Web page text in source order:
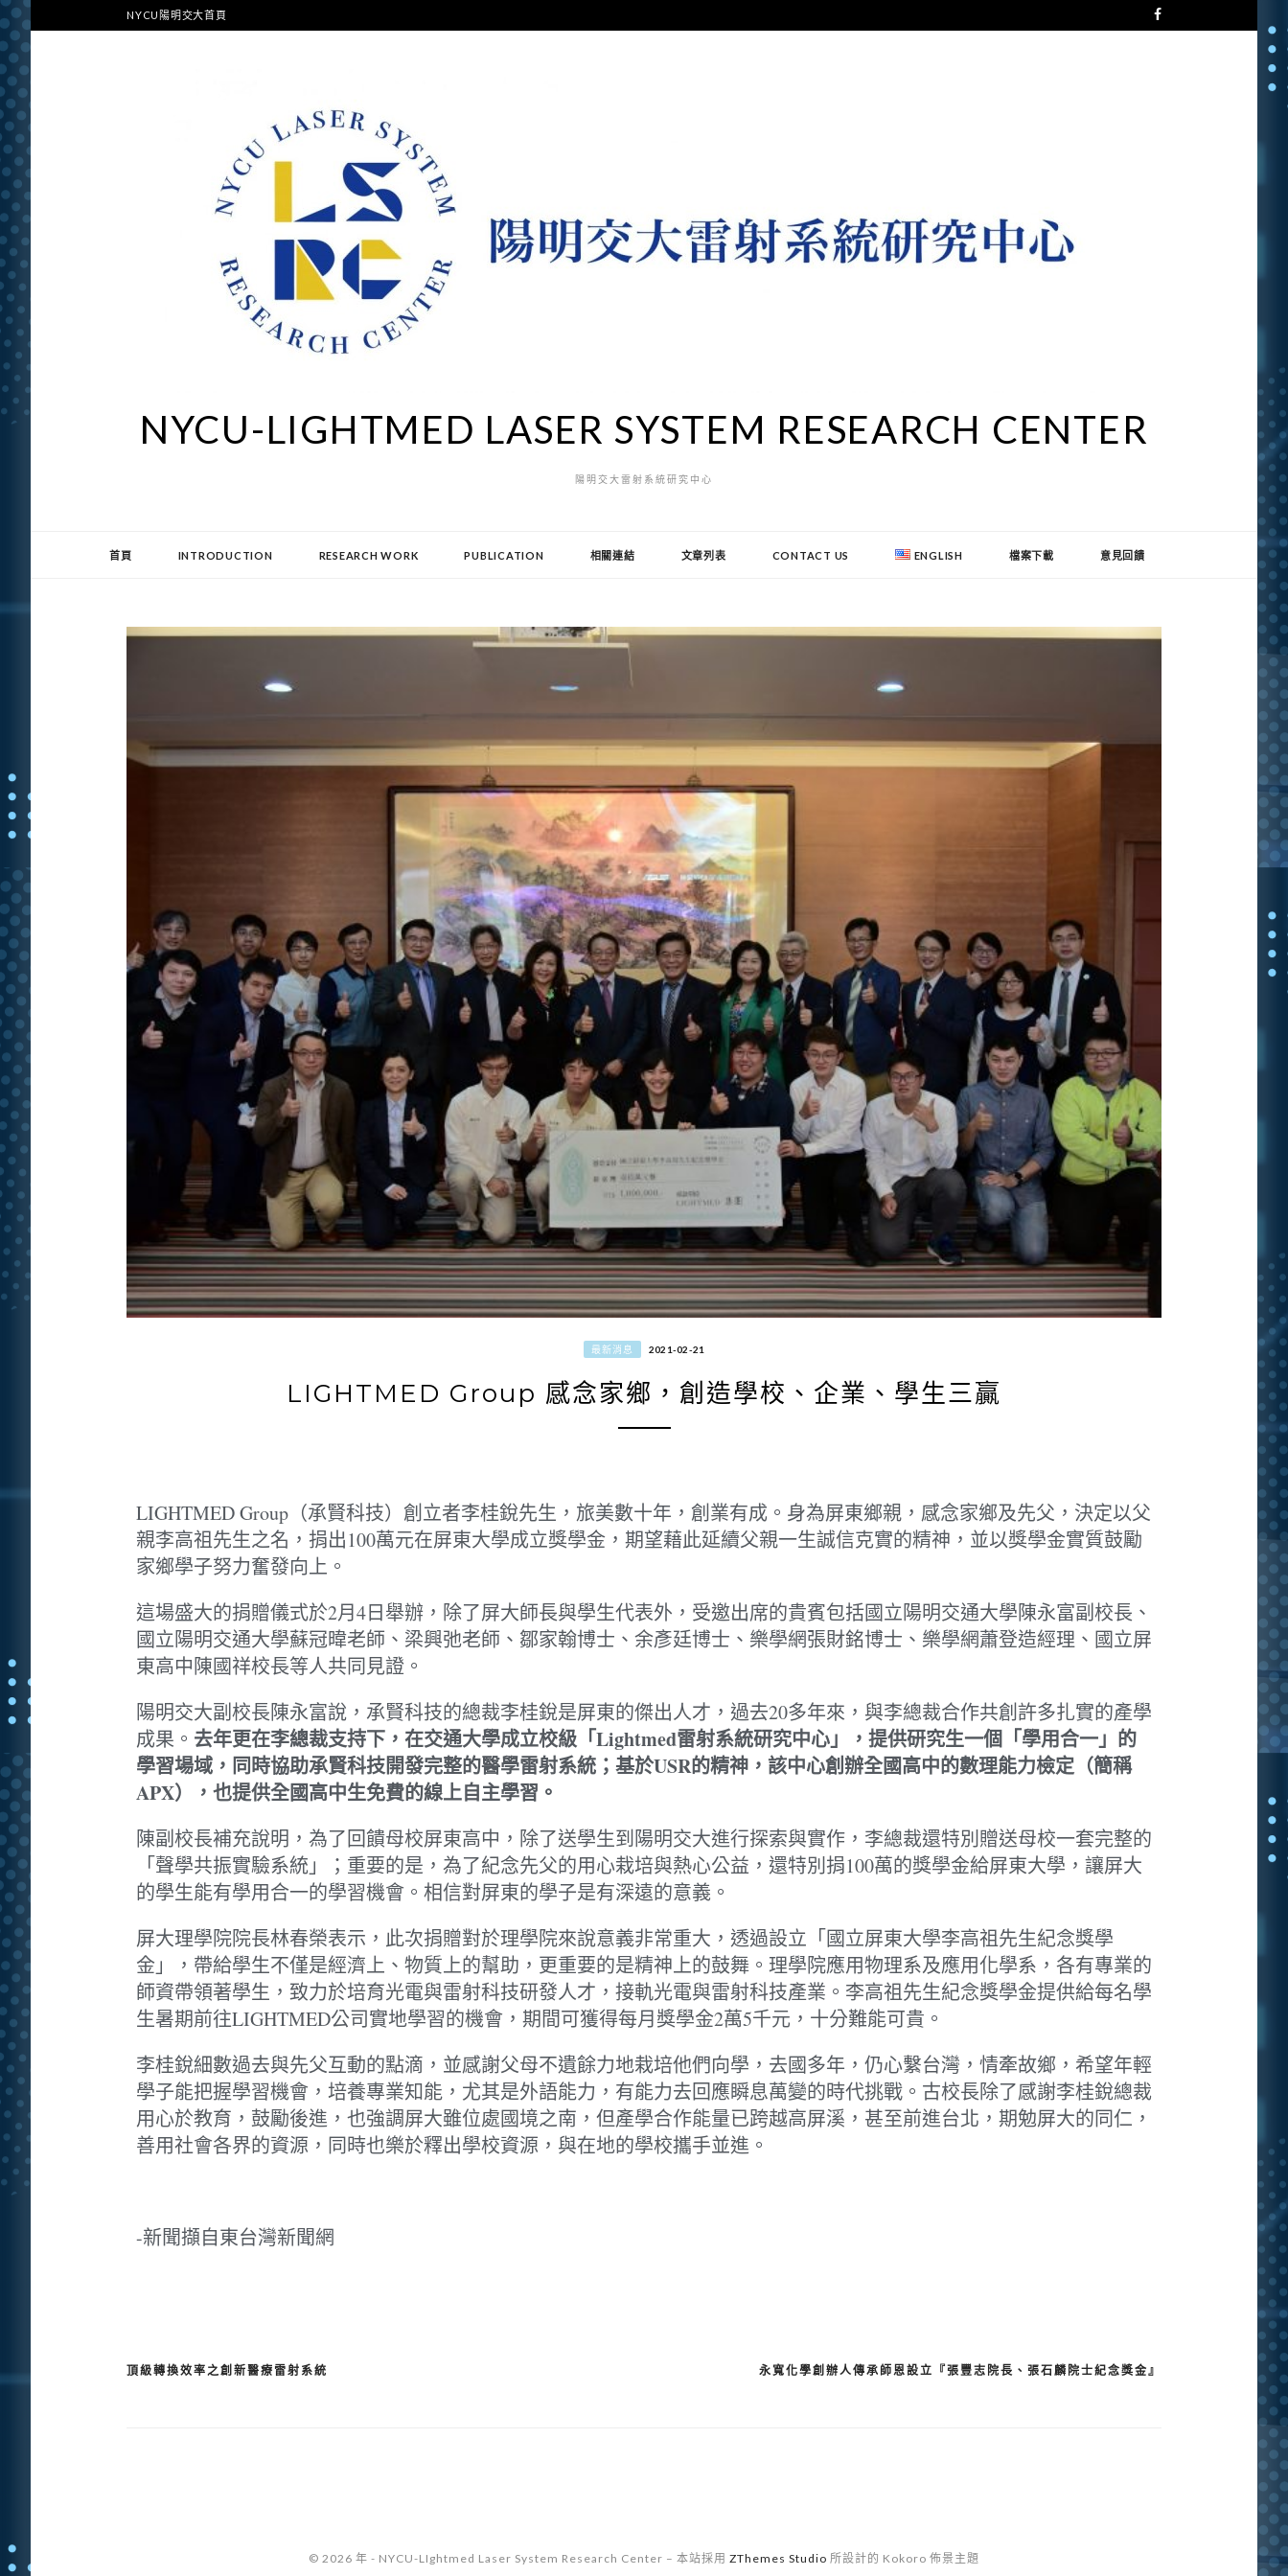
NYCU陽明交大首頁
NYCU-LIGHTMED LASER SYSTEM RESEARCH CENTER
陽明交大雷射系統研究中心
首頁 INTRODUCTION RESEARCH WORK PUBLICATION 相關連結 文章列表 CONTACT US ENGLISH 檔案下載 意見回饋
最新消息 2021-02-21
LIGHTMED Group 感念家鄉，創造學校、企業、學生三贏
LIGHTMED Group（承賢科技）創立者李桂銳先生，旅美數十年，創業有成。身為屏東鄉親，感念家鄉及先父，決定以父
親李高祖先生之名，捐出100萬元在屏東大學成立獎學金，期望藉此延續父親一生誠信克實的精神，並以獎學金實質鼓勵
家鄉學子努力奮發向上。
這場盛大的捐贈儀式於2月4日舉辦，除了屏大師長與學生代表外，受邀出席的貴賓包括國立陽明交通大學陳永富副校長、
國立陽明交通大學蘇冠暐老師、梁興弛老師、鄒家翰博士、余彥廷博士、樂學網張財銘博士、樂學網蕭登造經理、國立屏
東高中陳國祥校長等人共同見證。
陽明交大副校長陳永富說，承賢科技的總裁李桂銳是屏東的傑出人才，過去20多年來，與李總裁合作共創許多扎實的產學
成果。 去年更在李總裁支持下，在交通大學成立校級「Lightmed雷射系統研究中心」，提供研究生一個「學用合一」的
學習場域，同時協助承賢科技開發完整的醫學雷射系統；基於USR的精神，該中心創辦全國高中的數理能力檢定（簡稱
APX），也提供全國高中生免費的線上自主學習。
陳副校長補充說明，為了回饋母校屏東高中，除了送學生到陽明交大進行探索與實作，李總裁還特別贈送母校一套完整的
「聲學共振實驗系統」；重要的是，為了紀念先父的用心栽培與熱心公益，還特別捐100萬的獎學金給屏東大學，讓屏大
的學生能有學用合一的學習機會。相信對屏東的學子是有深遠的意義。
屏大理學院院長林春榮表示，此次捐贈對於理學院來說意義非常重大，透過設立「國立屏東大學李高祖先生紀念獎學
金」，帶給學生不僅是經濟上、物質上的幫助，更重要的是精神上的鼓舞。理學院應用物理系及應用化學系，各有專業的
師資帶領著學生，致力於培育光電與雷射科技研發人才，接軌光電與雷射科技產業。李高祖先生紀念獎學金提供給每名學
生暑期前往LIGHTMED公司實地學習的機會，期間可獲得每月獎學金2萬5千元，十分難能可貴。
李桂銳細數過去與先父互動的點滴，並感謝父母不遺餘力地栽培他們向學，去國多年，仍心繫台灣，情牽故鄉，希望年輕
學子能把握學習機會，培養專業知能，尤其是外語能力，有能力去回應瞬息萬變的時代挑戰。古校長除了感謝李桂銳總裁
用心於教育，鼓勵後進，也強調屏大雖位處國境之南，但產學合作能量已跨越高屏溪，甚至前進台北，期勉屏大的同仁，
善用社會各界的資源，同時也樂於釋出學校資源，與在地的學校攜手並進。
-新聞擷自東台灣新聞網
永寬化學創辦人傳承師恩設立『張豐志院長、張石麟院士紀念獎金』
頂級轉換效率之創新醫療雷射系統
© 2026 年 - NYCU-LIghtmed Laser System Research Center – 本站採用 ZThemes Studio 所設計的 Kokoro 佈景主題